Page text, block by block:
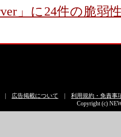
」に24件の脆
広告掲載について
利用規約・免責事
Copyright (c)